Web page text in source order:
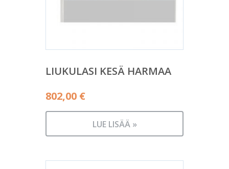
LIUKULASI KESÄ HARMAA
802,00 €
LUE LISÄÄ »